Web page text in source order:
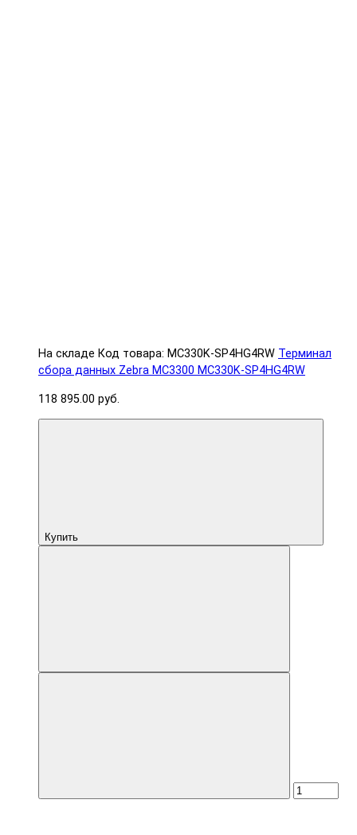
На складе Код товара: MC330K-SP4HG4RW Терминал
сбора данных Zebra MC3300 MC330K-SP4HG4RW
118 895.00 руб.
Купить